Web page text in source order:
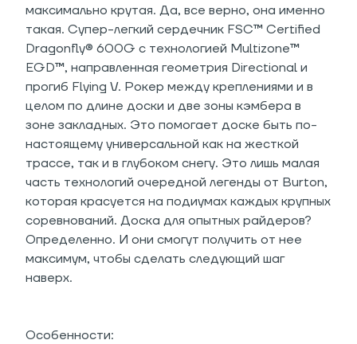
максимально крутая. Да, все верно, она именно
такая. Супер-легкий сердечник FSC™ Certified
Dragonfly® 600G с технологией Multizone™
EGD™, направленная геометрия Directional и
прогиб Flying V. Рокер между креплениями и в
целом по длине доски и две зоны кэмбера в
зоне закладных. Это помогает доске быть по-
настоящему универсальной как на жесткой
трассе, так и в глубоком снегу. Это лишь малая
часть технологий очередной легенды от Burton,
которая красуется на подиумах каждых крупных
соревнований. Доска для опытных райдеров?
Определенно. И они смогут получить от нее
максимум, чтобы сделать следующий шаг
наверх.
Особенности: